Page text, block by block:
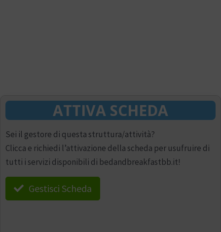
ATTIVA SCHEDA
Sei il gestore di questa struttura/attività?
Clicca e richiedi l’attivazione della scheda per usufruire di
tutti i servizi disponibili di bedandbreakfastbb.it!
Gestisci Scheda